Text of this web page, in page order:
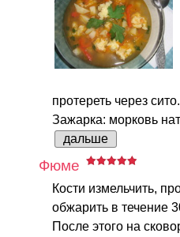
протереть через сито.
Зажарка: морковь
дальше
Фюме
Кости измельчить,
обжарить в течение
После этого на